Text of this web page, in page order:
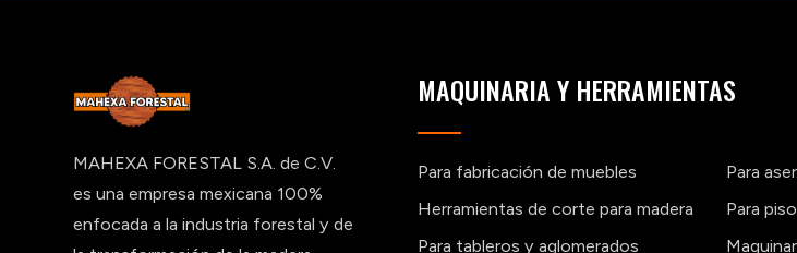
MAHEXA FORESTAL S.A. de C.V.
es una empresa mexicana 100%
enfocada a la industria forestal y de
MAQUINARIA Y HERRAMIENTAS
Para fabricación de muebles
Para
Herramientas de corte para madera
Para
Para tableros y aglomerados